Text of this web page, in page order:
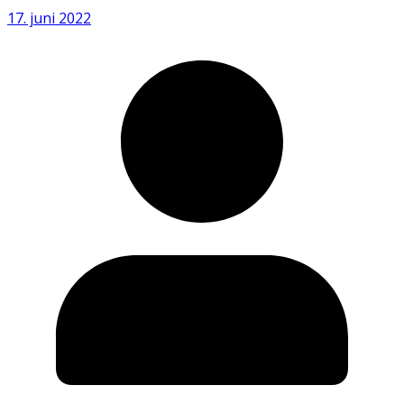
17. juni 2022